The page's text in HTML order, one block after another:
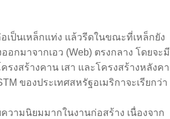
เป็นเหล็กแท่ง แล้วรีดในขณะที่เหล็กยัง
กมาจากเอว (Web) ตรงกลาง โดยจะมี
งสร้างคาน เสา และโครงสร้างหลังคา
ของประเทศสหรัฐอเมริกาจะเรียกว่า
วามนิยมมากในงานก่อสร้าง เนื่องจาก